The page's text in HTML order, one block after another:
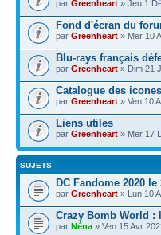
par Greenheart » Jeu 1
Fond d'écran du
par Greenheart » Mer 10
Blu-rays français
par Greenheart » Dim 21
Catalogue des
par Greenheart » Ven 10
Liens utiles
par Greenheart » Mer 17
SUJETS
DC Fandome 2020 le
par Greenheart » Lun 10
Crazy Bomb World :
par Néna » Ven 15 Avr